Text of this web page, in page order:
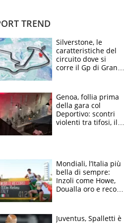
TREND
Silverstone, le
caratteristiche del
circuito dove si
corre il Gp di Gran
Genoa, follia prima
della gara col
Deportivo: scontri
violenti tra tifosi, il
Mondiali, l’Italia più
bella di sempre:
Inzoli come Howe,
Doualla oro e record
Juventus, Spalletti è